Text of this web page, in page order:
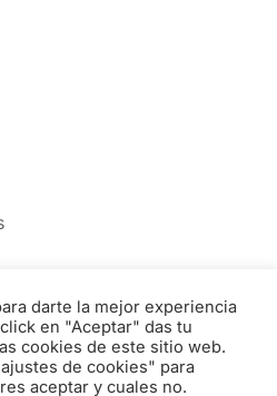
Privacidad
Boletín
darte la mejor experiencia
en "Aceptar" das tu
cookies de este sitio web.
de cookies" para
aceptar y cuales no.